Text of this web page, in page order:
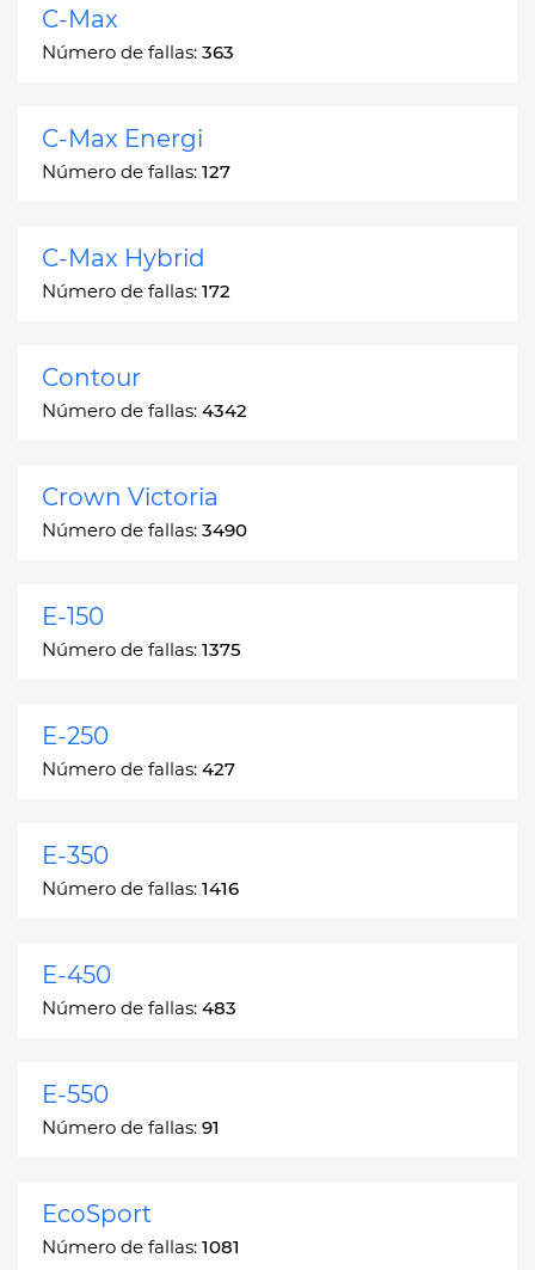
C-Max
Número de fallas: 363
C-Max Energi
Número de fallas: 127
C-Max Hybrid
Número de fallas: 172
Contour
Número de fallas: 4342
Crown Victoria
Número de fallas: 3490
E-150
Número de fallas: 1375
E-250
Número de fallas: 427
E-350
Número de fallas: 1416
E-450
Número de fallas: 483
E-550
Número de fallas: 91
EcoSport
Número de fallas: 1081